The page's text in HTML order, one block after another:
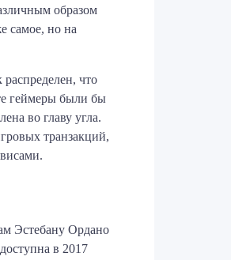
образом
самое, но на
что
геймеры были бы
во главу угла.
транзакций,
Эстебану Ордано
в 2017